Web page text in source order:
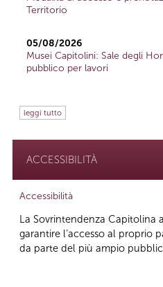
Territorio
05/08/2026
Musei Capitolini: Sale degli
pubblico per lavori
leggi tutto
ACCESSIBILITÀ
Accessibilità
La Sovrintendenza Capitolina
garantire l’accesso al proprio
da parte del più ampio